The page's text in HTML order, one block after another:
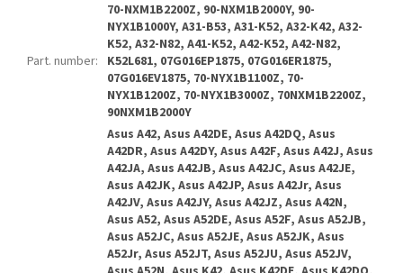
Part. number:
70-NXM1B2200Z, 90-NXM1B2000Y, 90-
NYX1B1000Y, A31-B53, A31-K52, A32-K42, A32-
K52, A32-N82, A41-K52, A42-K52, A42-N82,
K52L681, 07G016EP1875, 07G016ER1875,
07G016EV1875, 70-NYX1B1100Z, 70-
NYX1B1200Z, 70-NYX1B3000Z, 70NXM1B2200Z,
90NXM1B2000Y
Asus A42, Asus A42DE, Asus A42DQ, Asus
A42DR, Asus A42DY, Asus A42F, Asus A42J, Asus
A42JA, Asus A42JB, Asus A42JC, Asus A42JE,
Asus A42JK, Asus A42JP, Asus A42Jr, Asus
A42JV, Asus A42JY, Asus A42JZ, Asus A42N,
Asus A52, Asus A52DE, Asus A52F, Asus A52JB,
Asus A52JC, Asus A52JE, Asus A52JK, Asus
A52Jr, Asus A52JT, Asus A52JU, Asus A52JV,